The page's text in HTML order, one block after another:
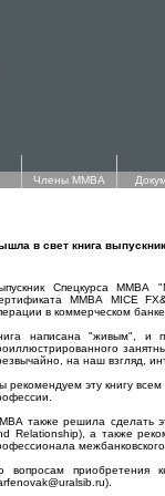
Члены ММВА
в свет книга
Спецкурса ММВА
ММВА MICE
в коммерческом
написана "живым", и
на наш взгляд,
рекомендуем эту книгу всем
также решила сделать
Relationship), а также
вопросам приобретения